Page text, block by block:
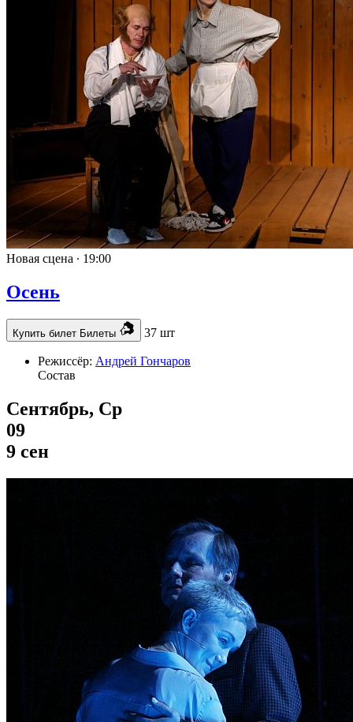
Новая сцена ∙ 19:00
Осень
Купить билет Билеты 37 шт
Режиссёр: Андрей Гончаров
Состав
Сентябрь, Ср
09
9 сен